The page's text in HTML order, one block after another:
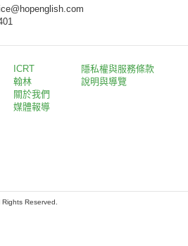
ICRT
翰林
關於我們
媒體報導
隱私權與服務條款
說明與導覽
Reserved.